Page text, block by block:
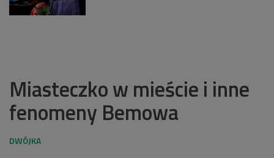
Miasteczko w mieście i inne
fenomeny Bemowa